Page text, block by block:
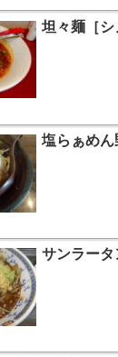
坦々麺［シ
塩らぁめん
サンラータ